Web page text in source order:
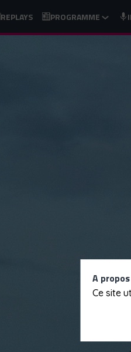
REPLAYS PROGRAMME
A
Ce site